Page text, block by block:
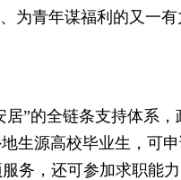
为青年谋福利的又一有
”的全链条支持体系，
生源高校毕业生，可
务，还可参加求职能